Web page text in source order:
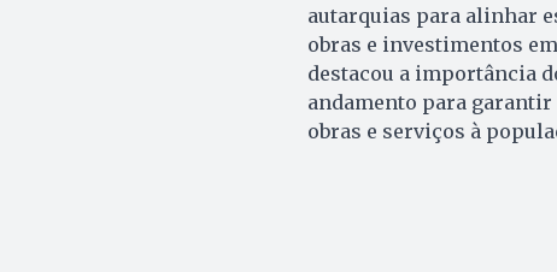
autarquias para alinhar
obras e investimentos
destacou a importância
andamento para
obras e serviços à